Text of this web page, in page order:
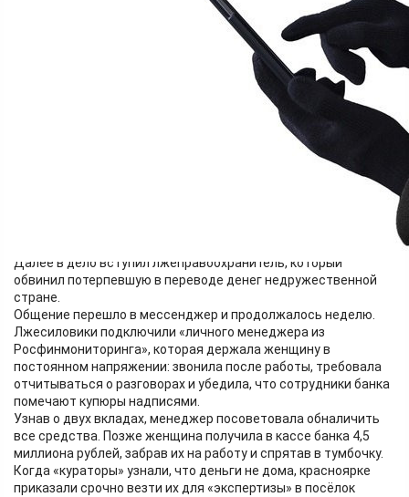
В апреле 2026 года жительнице Красноярска, матери
погибшего участника СВО, позвонил неизвестный. Он
представился сотрудником МФЦ и предложил оформить
земельный участок как члену семьи погибшего. Женщина
Далее в дело вступил лжеправоохранитель, который
обвинил потерпевшую в переводе денег недружественной
стране.
Общение перешло в мессенджер и продолжалось неделю.
Лжесиловики подключили «личного менеджера из
Росфинмониторинга», которая держала женщину в
постоянном напряжении: звонила после работы, требовала
отчитываться о разговорах и убедила, что сотрудники банка
помечают купюры надписями.
Узнав о двух вкладах, менеджер посоветовала обналичить
все средства. Позже женщина получила в кассе банка 4,5
миллиона рублей, забрав их на работу и спрятав в тумбочку.
Когда «кураторы» узнали, что деньги не дома, красноярке
приказали срочно везти их для «экспертизы» в посёлок